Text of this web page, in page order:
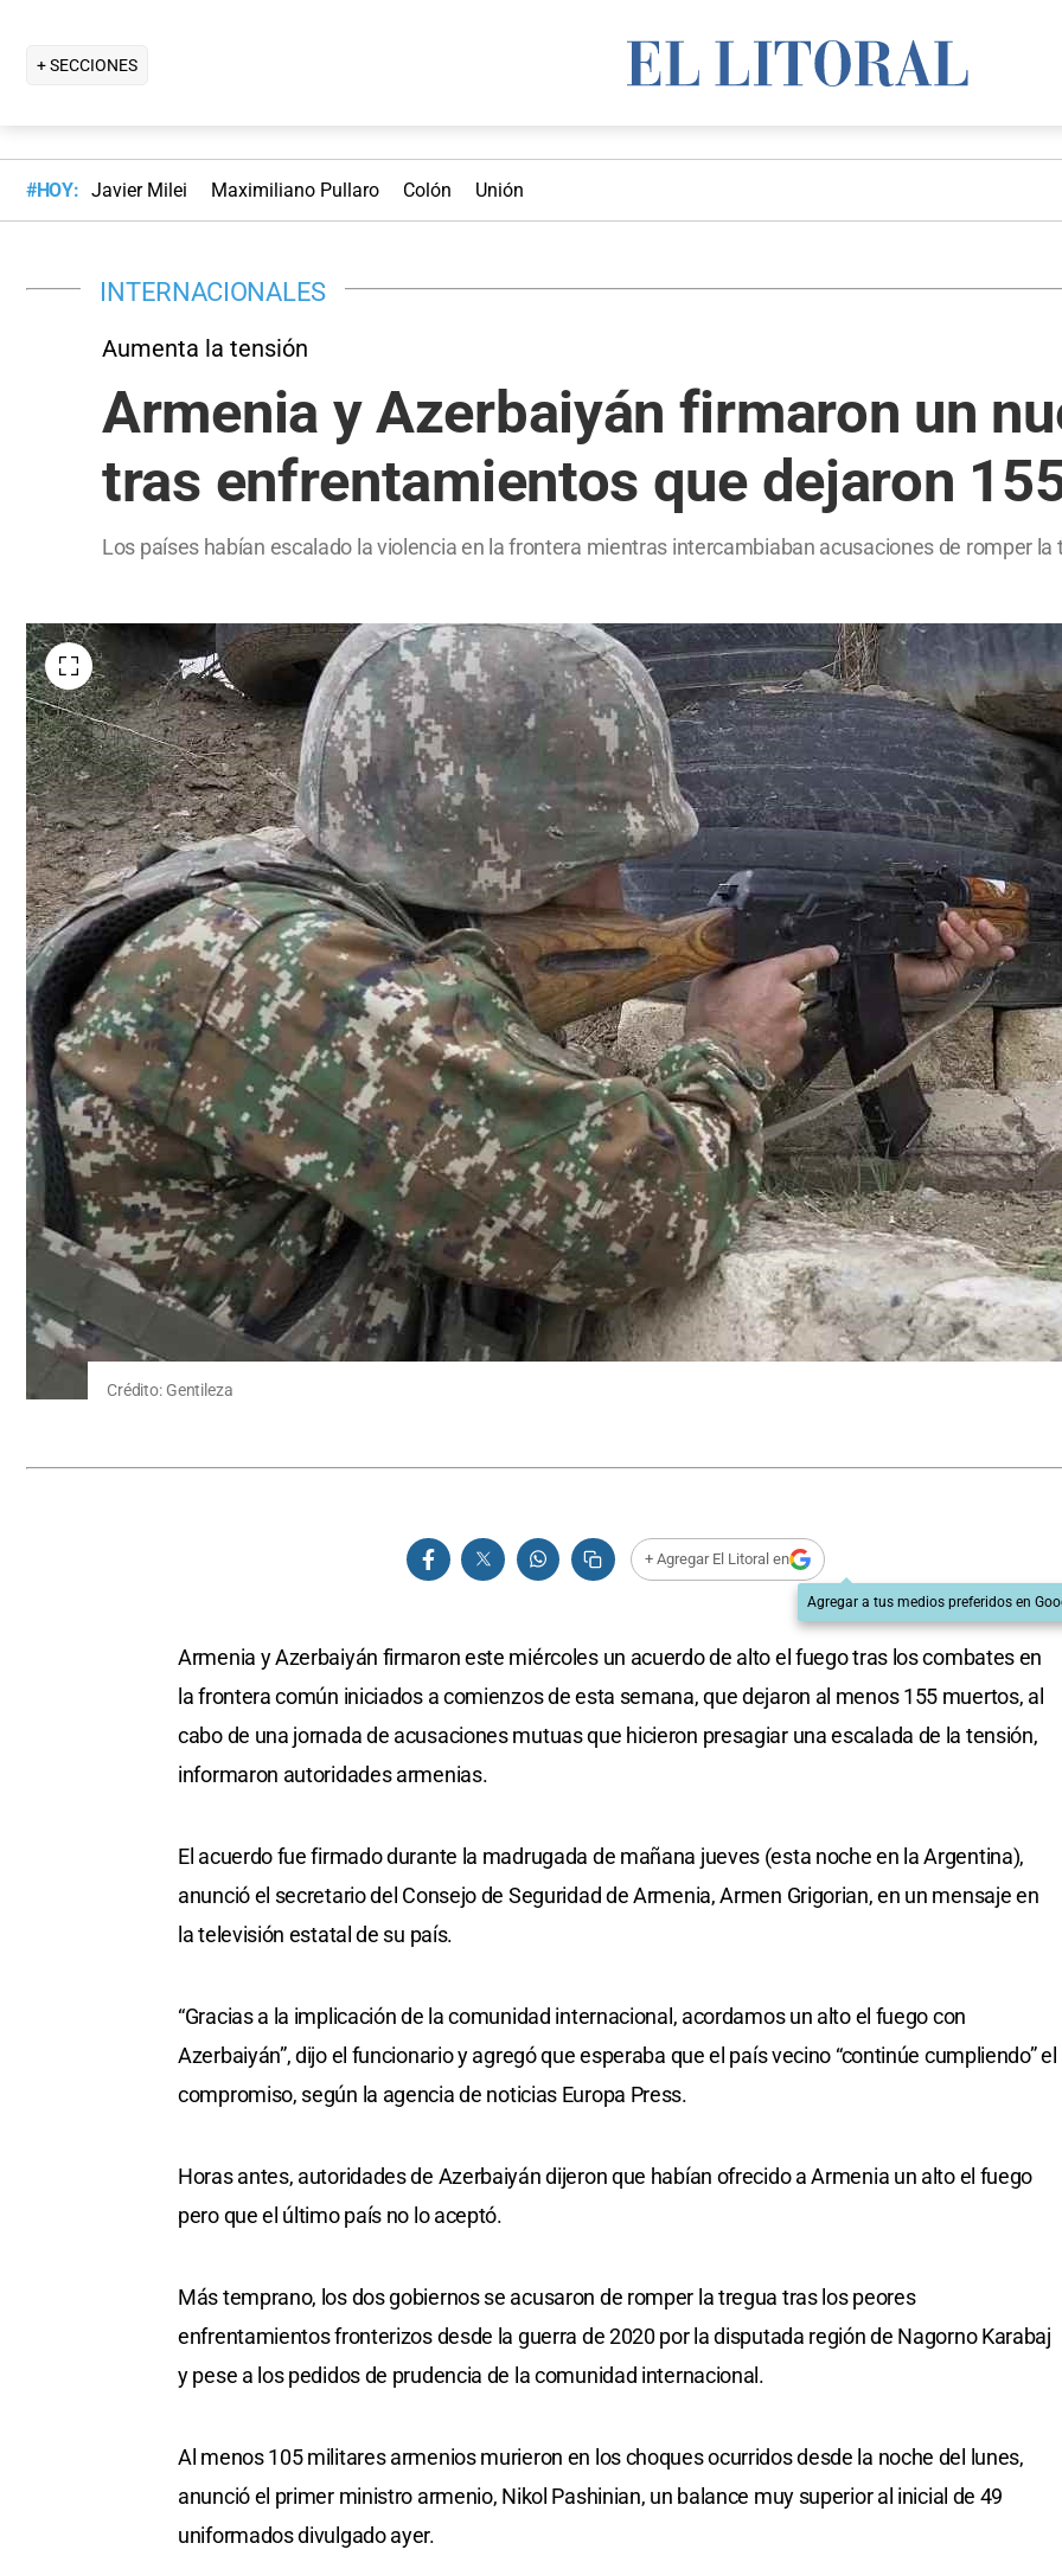
+ SECCIONES
#HOY: Javier Milei Maximiliano Pullaro Colón Unión
INTERNACIONALES
Aumenta la tensión
Armenia y Azerbaiyán firmaron un
tras enfrentamientos que dejaron
Los países habían escalado la violencia en la frontera mientras intercambiaban acusaciones de romper la
Crédito: Gentileza
+ Agregar El Litoral en
Agregar a tus medios preferidos en
Armenia y Azerbaiyán firmaron este miércoles un acuerdo de alto el fuego tras los combates en
la frontera común iniciados a comienzos de esta semana, que dejaron al menos 155 muertos, al
cabo de una jornada de acusaciones mutuas que hicieron presagiar una escalada de la tensión,
informaron autoridades armenias.
El acuerdo fue firmado durante la madrugada de mañana jueves (esta noche en la Argentina),
anunció el secretario del Consejo de Seguridad de Armenia, Armen Grigorian, en un mensaje en
la televisión estatal de su país.
“Gracias a la implicación de la comunidad internacional, acordamos un alto el fuego con
Azerbaiyán”, dijo el funcionario y agregó que esperaba que el país vecino “continúe cumpliendo” el
compromiso, según la agencia de noticias Europa Press.
Horas antes, autoridades de Azerbaiyán dijeron que habían ofrecido a Armenia un alto el fuego
pero que el último país no lo aceptó.
Más temprano, los dos gobiernos se acusaron de romper la tregua tras los peores
enfrentamientos fronterizos desde la guerra de 2020 por la disputada región de Nagorno Karabaj
y pese a los pedidos de prudencia de la comunidad internacional.
Al menos 105 militares armenios murieron en los choques ocurridos desde la noche del lunes,
anunció el primer ministro armenio, Nikol Pashinian, un balance muy superior al inicial de 49
uniformados divulgado ayer.